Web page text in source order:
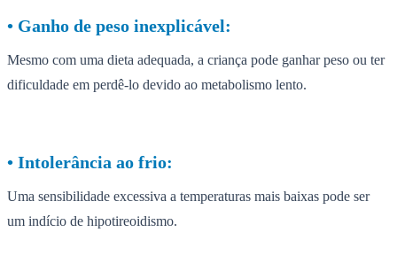
•⁠ ⁠Ganho de peso inexplicável:
Mesmo com uma dieta adequada, a criança pode ganhar peso ou ter
dificuldade em perdê-lo devido ao metabolismo lento.
•⁠ ⁠Intolerância ao frio:
Uma sensibilidade excessiva a temperaturas mais baixas pode ser
um indício de hipotireoidismo.